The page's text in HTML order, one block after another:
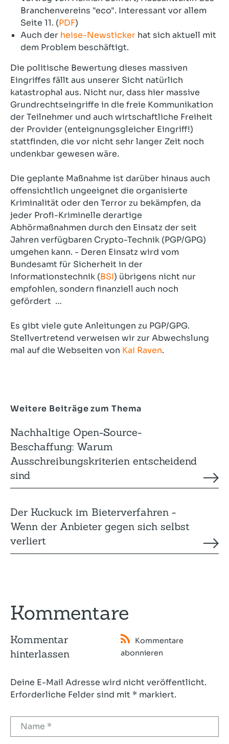
Branchenvereins "eco". Interessant vor allem
Seite 11. (PDF)
Auch der heise-Newsticker hat sich aktuell mit
dem Problem beschäftigt.
Die politische Bewertung dieses massiven
Eingriffes fällt aus unserer Sicht natürlich
katastrophal aus. Nicht nur, dass hier massive
Grundrechtseingriffe in die freie Kommunikation
der Teilnehmer und auch wirtschaftliche Freiheit
der Provider (enteignungsgleicher Eingriff!)
stattfinden, die vor nicht sehr langer Zeit noch
undenkbar gewesen wäre.
Die geplante Maßnahme ist darüber hinaus auch
offensichtlich ungeeignet die organisierte
Kriminalität oder den Terror zu bekämpfen, da
jeder Profi-Kriminelle derartige
Abhörmaßnahmen durch den Einsatz der seit
Jahren verfügbaren Crypto-Technik (PGP/GPG)
umgehen kann. - Deren Einsatz wird vom
Bundesamt für Sicherheit in der
Informationstechnik (BSI) übrigens nicht nur
empfohlen, sondern finanziell auch noch
gefördert …
Es gibt viele gute Anleitungen zu PGP/GPG.
Stellvertretend verweisen wir zur Abwechslung
mal auf die Webseiten von Kai Raven.
Weitere Beiträge zum Thema
Nachhaltige Open-Source-
Beschaffung: Warum
Ausschreibungskriterien entscheidend
sind
Der Kuckuck im Bieterver­fahren -
Wenn der Anbieter gegen sich selbst
verliert
Kommentare
Kommentar
hinterlassen
Kommentare
abonnieren
Deine E-Mail Adresse wird nicht veröffentlicht.
Erforderliche Felder sind mit * markiert.